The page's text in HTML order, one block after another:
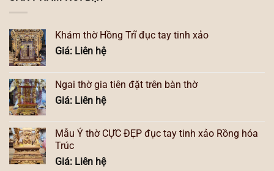
Khám thờ Hồng Trĩ đục tay tinh xảo
Giá: Liên hệ
Ngai thờ gia tiên đặt trên bàn thờ
Giá: Liên hệ
Mẫu Ỷ thờ CỰC ĐẸP đục tay tinh xảo Rồng hóa
Trúc
Giá: Liên hệ